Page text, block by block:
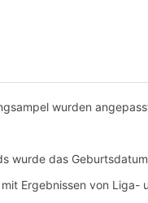
wurden
wurde das
Ergebnissen von